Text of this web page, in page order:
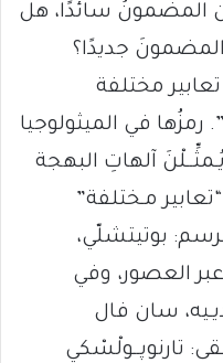
المضمونُ سائدًا، هل
جديدًا؟
مختلفة
رمزُها في الميثولوجيا
آلهاتِ البهجة
مـختلفة”
بوتيتشلّي،
عبر العصور، وفي
سان فال
تارنوﭘــولْسْكي